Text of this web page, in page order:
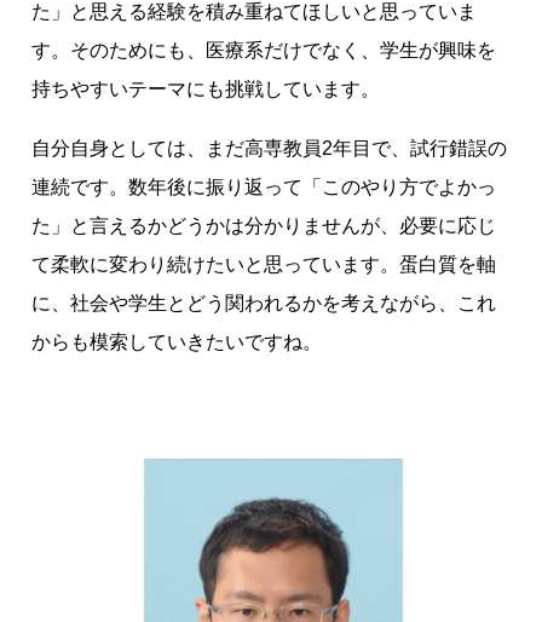
た」と思える経験を積み重ねてほしいと思っていま
す。そのためにも、医療系だけでなく、学生が興味を
持ちやすいテーマにも挑戦しています。
自分自身としては、まだ高専教員2年目で、試行錯誤の
連続です。数年後に振り返って「このやり方でよかっ
た」と言えるかどうかは分かりませんが、必要に応じ
て柔軟に変わり続けたいと思っています。蛋白質を軸
に、社会や学生とどう関われるかを考えながら、これ
からも模索していきたいですね。